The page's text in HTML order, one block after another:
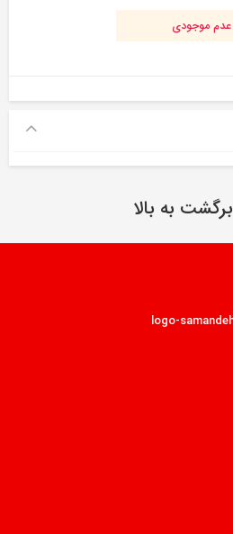
عدم موجودی
برگشت به بالا